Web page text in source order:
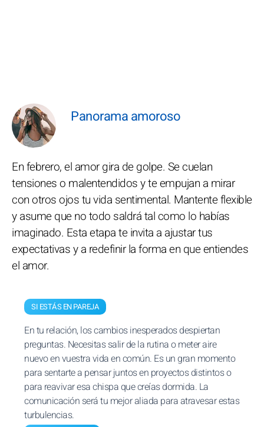
Panorama amoroso
En febrero, el amor gira de golpe. Se cuelan
tensiones o malentendidos y te empujan a mirar
con otros ojos tu vida sentimental. Mantente flexible
y asume que no todo saldrá tal como lo habías
imaginado. Esta etapa te invita a ajustar tus
expectativas y a redefinir la forma en que entiendes
el amor.
SI ESTÁS EN PAREJA
En tu relación, los cambios inesperados despiertan
preguntas. Necesitas salir de la rutina o meter aire
nuevo en vuestra vida en común. Es un gran momento
para sentarte a pensar juntos en proyectos distintos o
para reavivar esa chispa que creías dormida. La
comunicación será tu mejor aliada para atravesar estas
turbulencias.